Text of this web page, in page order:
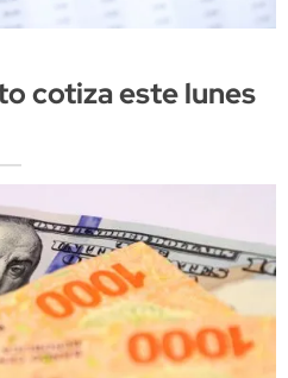
cotiza este lunes